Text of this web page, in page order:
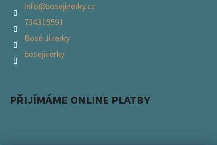
info@bosejizerky.cz
734315591
Bosé Jizerky
bosejizerky
PŘIJÍMÁME ONLINE PLATBY